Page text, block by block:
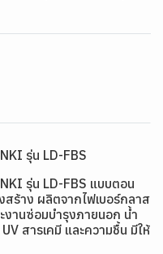
รุ่น LD-FBS
รุ่น LD-FBS แบบตอน
ร้าง ผลิตจากไฟเบอร์กลาส
งานซ่อมบำรุงภายนอก น้ำ
สารเคมี และความชื้น มีให้